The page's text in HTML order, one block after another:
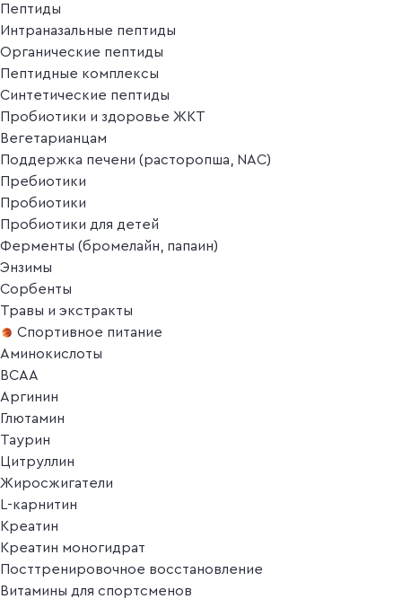
Пептиды
Интраназальные пептиды
Органические пептиды
Пептидные комплексы
Синтетические пептиды
Пробиотики и здоровье ЖКТ
Вегетарианцам
Поддержка печени (расторопша, NAC)
Пребиотики
Пробиотики
Пробиотики для детей
Ферменты (бромелайн, папаин)
Энзимы
Сорбенты
Травы и экстракты
Спортивное питание
Аминокислоты
BCAA
Аргинин
Глютамин
Таурин
Цитруллин
Жиросжигатели
L-карнитин
Креатин
Креатин моногидрат
Посттренировочное восстановление
Витамины для спортсменов